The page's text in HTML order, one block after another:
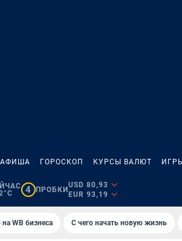
АФИША ГОРОСКОП КУРСЫ ВАЛЮТ
4 ПРОБКИ
USD 80,93
EUR 93,19
WB бизнеса С чего начать новую жизнь